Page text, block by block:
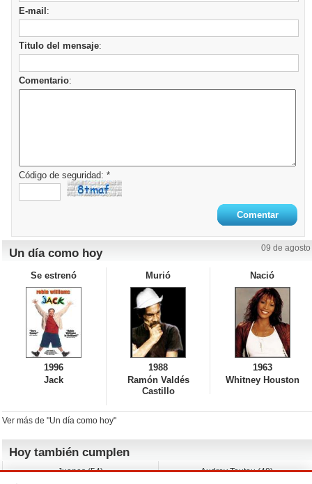
E-mail :
Titulo del mensaje:
Comentario:
Código de seguridad: *
Un día como hoy 09 de agosto
Se estrenó
1996
Jack
Murió
1988
Ramón Valdés
Castillo
Nació
1963
Whitney Houston
Ver más de "Un día como hoy"
Hoy también cumplen
Juanes (54)
Audrey Tautou (48)